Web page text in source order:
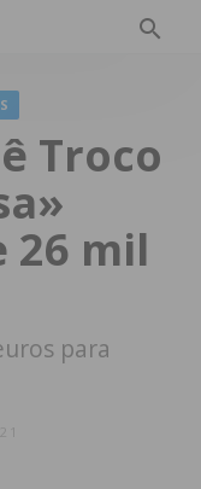
Troco
26 mil
para